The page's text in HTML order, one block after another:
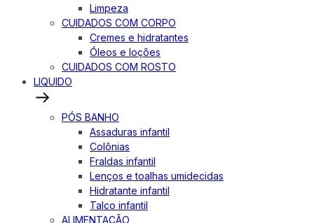
Limpeza
CUIDADOS COM CORPO
Cremes e hidratantes
Óleos e loções
CUIDADOS COM ROSTO
LIQUIDO
PÓS BANHO
Assaduras infantil
Colônias
Fraldas infantil
Lenços e toalhas umidecidas
Hidratante infantil
Talco infantil
ALIMENTAÇÃO